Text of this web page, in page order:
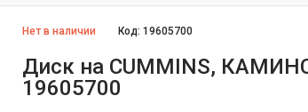
Нет в наличии Код:19605700
Диск на CUMMINS,
19605700